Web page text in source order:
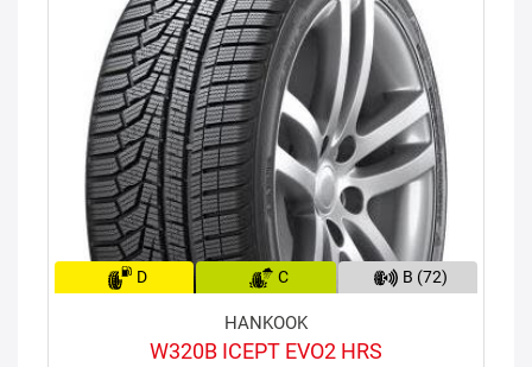
D C B (72)
HANKOOK
W320B ICEPT EVO2 HRS